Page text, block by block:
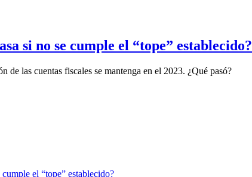
si no se cumple el “tope” establecido?
de las cuentas fiscales se mantenga en el 2023. ¿Qué pasó?